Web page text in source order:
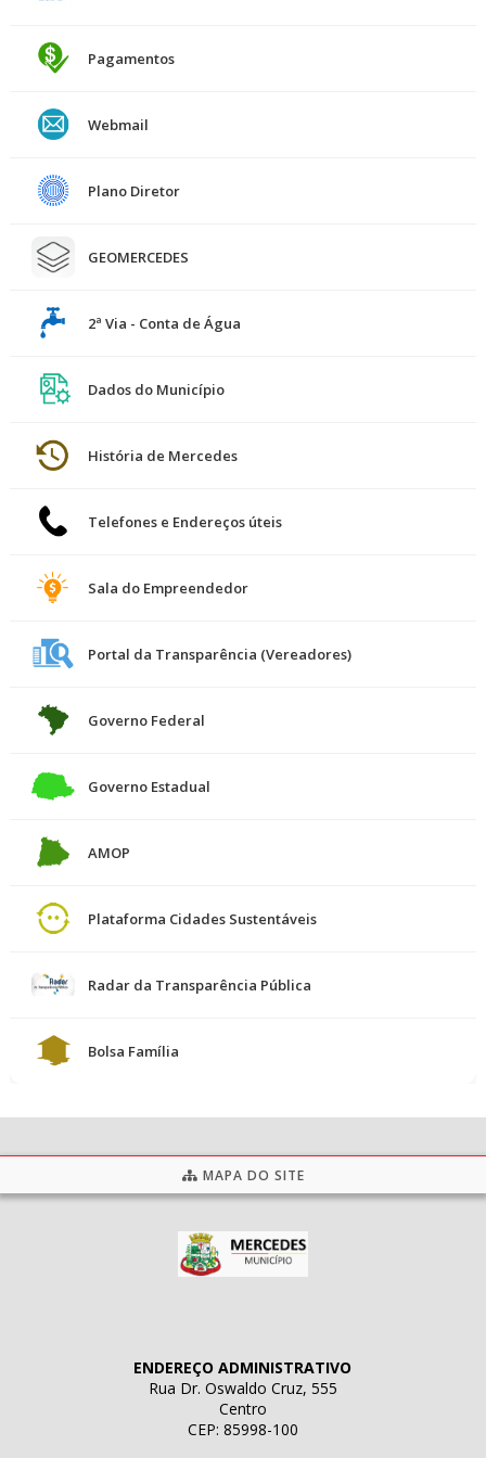
Pagamentos
Webmail
Plano Diretor
GEOMERCEDES
2ª Via - Conta de Água
Dados do Município
História de Mercedes
Telefones e Endereços úteis
Sala do Empreendedor
Portal da Transparência (Vereadores)
Governo Federal
Governo Estadual
AMOP
Plataforma Cidades Sustentáveis
Radar da Transparência Pública
Bolsa Família
MAPA DO SITE
ENDEREÇO ADMINISTRATIVO
Rua Dr. Oswaldo Cruz, 555
Centro
CEP: 85998-100